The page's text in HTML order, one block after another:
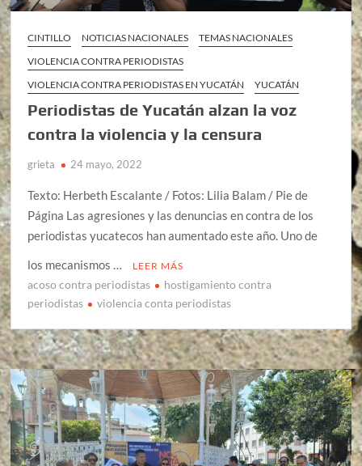
CINTILLO NOTICIAS NACIONALES
TEMAS NACIONALES
VIOLENCIA CONTRA PERIODISTAS
VIOLENCIA CONTRA PERIODISTAS EN YUCATÁN
YUCATÁN
Periodistas de Yucatán alzan la voz
contra la violencia y la censura
grieta 24 mayo, 2022
Texto: Herbeth Escalante / Fotos: Lilia Balam / Pie de
Página Las agresiones y las denuncias en contra de los
periodistas yucatecos han aumentado este año. Uno de
los mecanismos …
LEER MÁS
acoso contra periodistas
hostigamiento contra
periodistas
violencia conta periodistas